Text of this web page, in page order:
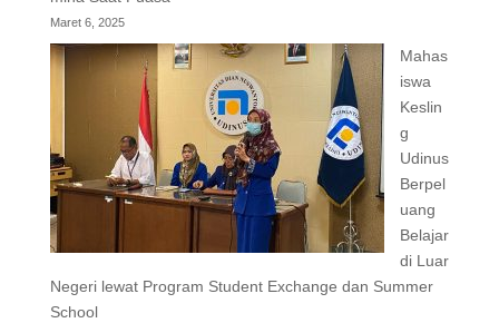
Maret 6, 2025
Mahas
iswa
Keslin
g
Udinus
Berpel
uang
Belajar
di Luar
Negeri lewat Program Student Exchange dan Summer
School